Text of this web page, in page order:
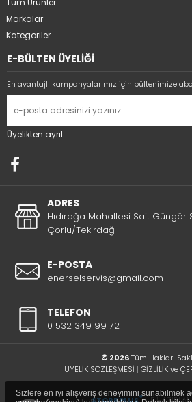
Tüm Ürünler
Markalar
Kategoriler
E-BÜLTEN ÜYELİĞİ
En avantajlı kampanyalarımız için bültenimize
Üyelikten ayrıl
ADRES
Hıdırağa Mahallesi Sait Güngör
Çorlu/Tekirdağ
E-POSTA
enerselservis@gmail.com
TELEFON
0 532 349 99 72
© 2026Tüm Hakları
ÜYELİK SÖZLEŞMESİ | GİZLİLİK ve
®
Sizlere en iyi alışveriş deneyimini sunabilmek